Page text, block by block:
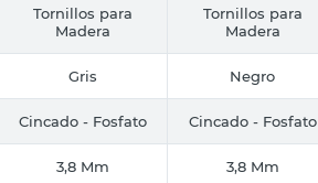
Tornillos para
Madera
Tornillos para
Madera
Gris Negro
Cincado - Fosfato Cincado - Fosfato
3,8 Mm 3,8 Mm